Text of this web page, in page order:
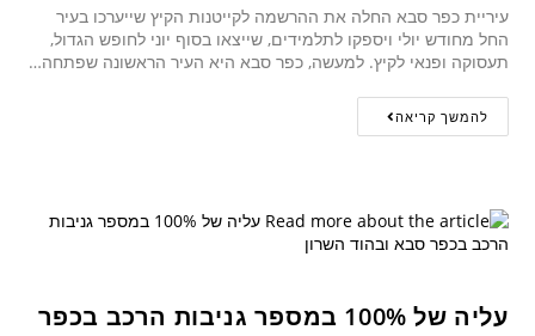
עיריית כפר סבא החלה את ההרשמה לקייטנות הקיץ שייערכו בעיר
החל מחודש יולי ויספקו לתלמידים, שייצאו בסוף יוני לחופש הגדול,
תעסוקה ופנאי לקיץ. למעשה, כפר סבא היא העיר הראשונה שפתחה…
להמשך קריאה
עליה של 100% במספר גניבות הרכב בכפר